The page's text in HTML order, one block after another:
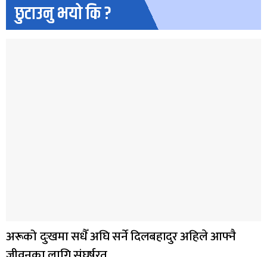
छुटाउनु भयो कि ?
अरूको दुःखमा सधैँ अघि सर्ने दिलबहादुर अहिले आफ्नै